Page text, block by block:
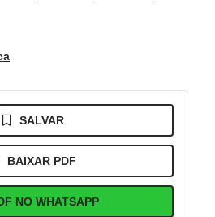
SALVAR
BAIXAR PDF
NO WHATSAPP